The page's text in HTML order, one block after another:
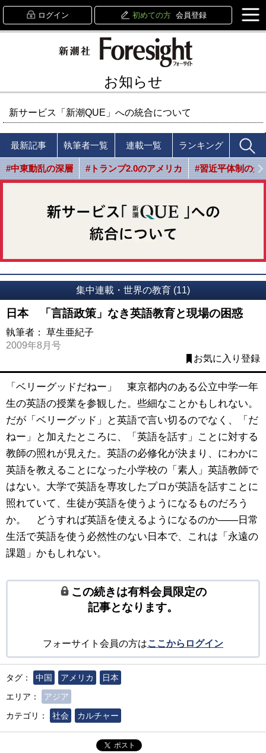
ログイン 初めての方 会員登録
お知らせ
新サービス「新潮QUE」への統合について
最新記事 執筆者一覧 連載一覧 ランキング
#中東動乱の深層 #トランプ2.0のアメリカ #習近平体制の光
集中連載・世界の教育 (11)
日本 「言語政策」なき英語教育と現場の困惑
執筆者： 草生亜紀子
2009年8月号
お気に入り登録
「ベリーグッドだねー」 東京都内のある公立中学一年
生の英語の授業を参観した。些細なことかもしれない。
だが「ベリーグッド」と英語で言い切るのでなく、「だ
ねー」と加えたところに、「英語を話す」ことに対する
教師の照れが見えた。英語の必修化が決まり、にわかに
英語を教えることになった小学校の「素人」英語教師で
はない。大学で英語を専攻したプロが英語を話すことに
照れていて、生徒が英語を使うようになるものだろう
か。 どうすれば英語を使えるようになるのか――日常
生活で英語を使う必然性のない日本で、これは「永遠の
課題」かもしれない。
この続きは有料会員限定の
記事となります。
フォーサイト会員の方はここからログイン
タグ： 中国 アメリカ
日本
エリア：
アジア
カテゴリ：
社会 カルチャー
ポスト